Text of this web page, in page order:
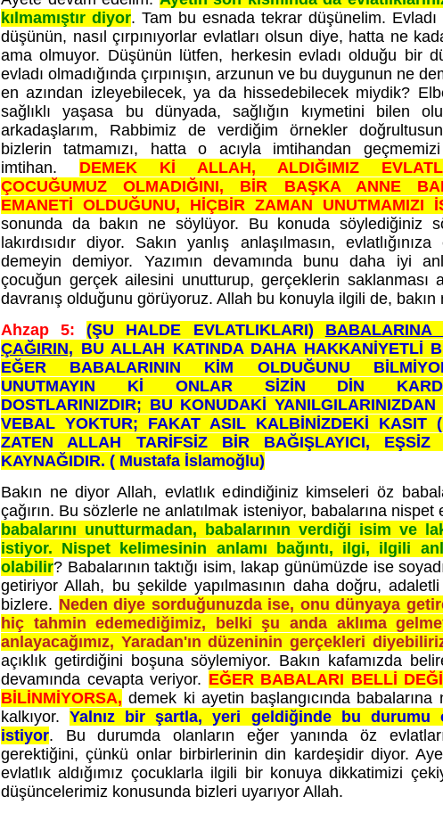
kılmamıştır diyor. Tam bu esnada tekrar düşünelim.
düşünün, nasıl çırpınıyorlar evlatları olsun diye, hatta ne
ama olmuyor. Düşünün lütfen, herkesin evladı olduğu bir
evladı olmadığında çırpınışın, arzunun ve bu duygunun ne
en azından izleyebilecek, ya da hissedebilecek miydik?
sağlıklı yaşasa bu dünyada, sağlığın kıymetini bilen
arkadaşlarım, Rabbimiz de verdiğim örnekler
bizlerin tatmamızı, hatta o acıyla imtihandan
imtihan. DEMEK Kİ ALLAH, ALDIĞIMIZ
ÇOCUĞUMUZ OLMADIĞINI, BİR BAŞKA ANNE
EMANETİ OLDUĞUNU, HİÇBİR ZAMAN UNUTMAMIZI
sonunda da bakın ne söylüyor. Bu konuda söylediğiniz
lakırdısıdır diyor. Sakın yanlış anlaşılmasın,
demeyin demiyor. Yazımın devamında bunu daha iyi
çocuğun gerçek ailesini unutturup, gerçeklerin saklanması
davranış olduğunu görüyoruz. Allah bu konuyla ilgili de, bakın
Ahzap 5:(ŞU HALDE EVLATLIKLARI) BABALARINA
ÇAĞIRIN, BU ALLAH KATINDA DAHA HAKKANİYETLİ
EĞER BABALARININ KİM OLDUĞUNU
UNUTMAYIN Kİ ONLAR SİZİN DİN
DOSTLARINIZDIR; BU KONUDAKİ
VEBAL YOKTUR; FAKAT ASIL KALBİNİZDEKİ KASIT
ZATEN ALLAH TARİFSİZ BİR BAĞIŞLAYICI, EŞSİZ
KAYNAĞIDIR. ( Mustafa İslamoğlu)
Bakın ne diyor Allah, evlatlık edindiğiniz kimseleri öz
çağırın. Bu sözlerle ne anlatılmak isteniyor, babalarına
babalarını unutturmadan, babalarının verdiği isim ve
istiyor. Nispet kelimesinin anlamı bağıntı, ilgi, ilgili
olabilir? Babalarının taktığı isim, lakap günümüzde ise
getiriyor Allah, bu şekilde yapılmasının daha doğru, adaletli
bizlere. Neden diye sorduğunuzda ise, onu dünyaya
hiç tahmin edemediğimiz, belki şu anda aklıma
anlayacağımız, Yaradan'ın düzeninin gerçekleri
açıklık getirdiğini boşuna söylemiyor. Bakın kafamızda
devamında cevapta veriyor. EĞER BABALARI BELLİ
BİLİNMİYORSA, demek ki ayetin başlangıcında babalarına
kalkıyor.Yalnız bir şartla, yeri geldiğinde bu durumu
istiyor. Bu durumda olanların eğer yanında öz
gerektiğini, çünkü onlar birbirlerinin din kardeşidir diyor.
evlatlık aldığımız çocuklarla ilgili bir konuya dikkatimizi
düşüncelerimiz konusunda bizleri uyarıyor Allah.